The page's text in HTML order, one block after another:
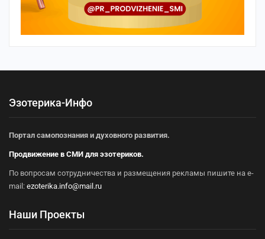
Эзотерика-Инфо
Портал самопознания и духовного развития.
Продвижение в СМИ для эзотериков.
По вопросам сотрудничества и размещения рекламы пишите на e-
mail: ezoterika.info@mail.ru
Наши Проекты